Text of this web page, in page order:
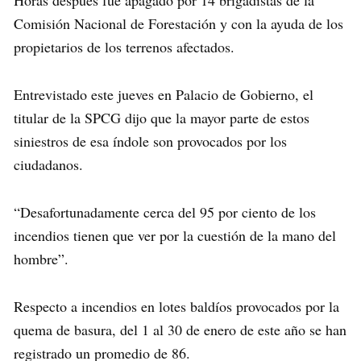
Comisión Nacional de Forestación y con la ayuda de los
propietarios de los terrenos afectados.
Entrevistado este jueves en Palacio de Gobierno, el
titular de la SPCG dijo que la mayor parte de estos
siniestros de esa índole son provocados por los
ciudadanos.
“Desafortunadamente cerca del 95 por ciento de los
incendios tienen que ver por la cuestión de la mano del
hombre”.
Respecto a incendios en lotes baldíos provocados por la
quema de basura, del 1 al 30 de enero de este año se han
registrado un promedio de 86.